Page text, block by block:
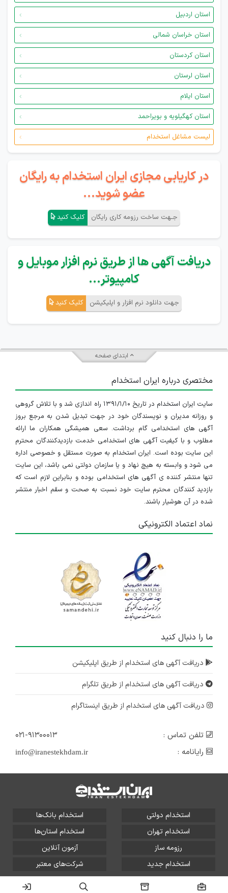
استان اردبیل
استان خراسان شمالی
استان کردستان
استان لرستان
استان ایلام
استان کهگیلویه و بویراحمد
لیست مشاغل استخدام
در کاریابی مجازی ایران استخدام به رایگان
عضو شوید...
جـهت ساخت رزومه کاری رایگان کلیک کنید
دریافت آگهی ها از طریق نرم افزار موبایل و
کامپیوتر...
جهت دانلود نرم افزار و اپلیکیشن کلیک کنید
ابتدای صفحه
مختصری درباره ایران استخدام
سایت ایران استخدام در تاریخ ۱۳۹۱/۱/۱۰ راه اندازی شد و با تلاش گروهی
و روزانه مدیران و نویسندگان خود در جهت تبدیل شدن به مرجع بروز
آگهی های استخدامی گام برداشت. سعی همیشگی همکاران ما ارائه
مطلوب و با کیفیت آگهی های استخدامی خدمت بازدیدکنندگان محترم
این سایت بوده است. ایران استخدام به صورت مستقل و خصوصی اداره
می شود و وابسته به هیچ نهاد و یا سازمان دولتی نمی باشد، این سایت
تنها منتشر کننده ی آگهی های استخدامی بوده و بنابراین لازم است که
بازدید کنندگان محترم سایت خود نسبت به صحت و سقم اخبار منتشر
شده در آن هوشیار باشند.
نماد اعتماد الکترونیکی
ما را دنبال کنید
دریافت آگهی های استخدام از طریق اپلیکیشن
دریافت آگهی های استخدام از طریق تلگرام
دریافت آگهی های استخدام از طریق اینستاگرام
تلفن تماس :
۰۲۱-۹۱۳۰۰۰۱۳
رایانامه :
info@iranestekhdam.ir
استخدام دولتی
استخدام بانک‌ها
استخدام تهران
استخدام استان‌ها
رزومه ساز
آزمون آنلاین
استخدام جدید
شرکت‌های معتبر
تمامی حقوق این سایت برای آلتین سیستم محفوظ است و هر